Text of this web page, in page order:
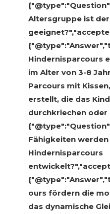
Altersgruppe ist
Hindernisparcours
im Alter von 3-8
Parcours mit
erstellt, die das
durchkriechen oder
Fähigkeiten
Hindernisparcours
ours fördern die
das dynamische